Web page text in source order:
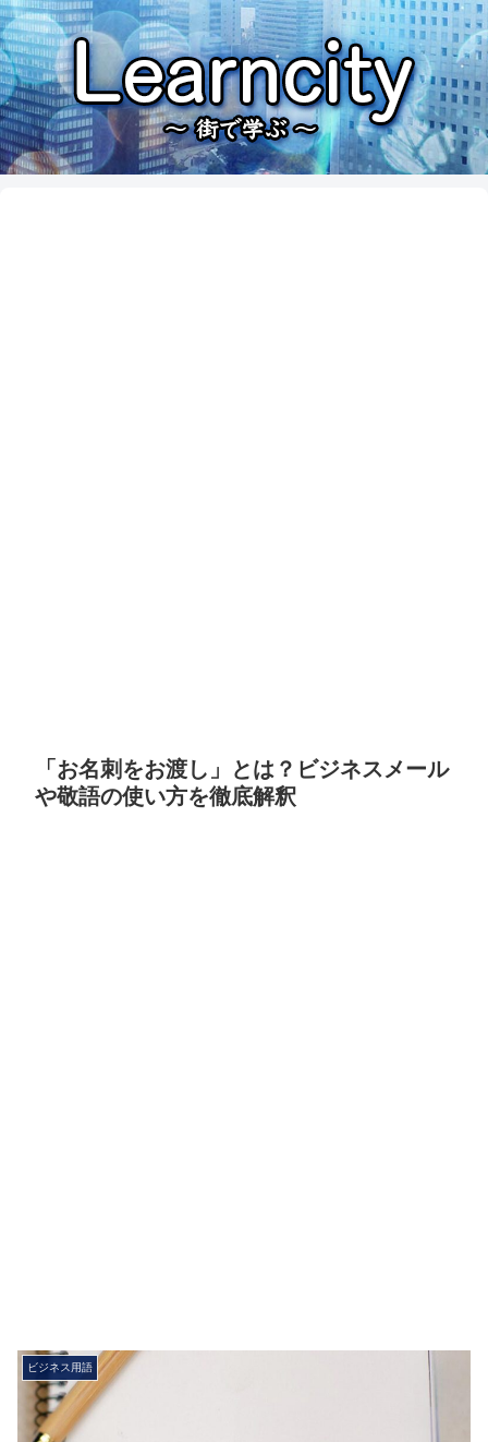
「お名刺をお渡し」とは？ビジネスメール
や敬語の使い方を徹底解釈
ビジネス用語